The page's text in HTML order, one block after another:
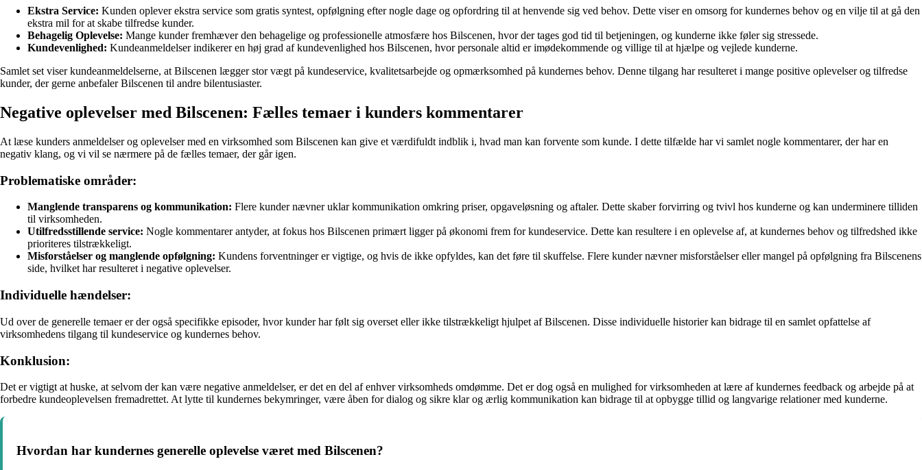
Ekstra Service: Kunden oplever ekstra service som gratis syntest, opfølgning efter nogle dage og opfordring til at henvende sig ved behov. Dette viser en omsorg for kundernes behov og en vilje til at gå den
ekstra mil for at skabe tilfredse kunder.
Behagelig Oplevelse: Mange kunder fremhæver den behagelige og professionelle atmosfære hos Bilscenen, hvor der tages god tid til betjeningen, og kunderne ikke føler sig stressede.
Kundevenlighed: Kundeanmeldelser indikerer en høj grad af kundevenlighed hos Bilscenen, hvor personale altid er imødekommende og villige til at hjælpe og vejlede kunderne.
Samlet set viser kundeanmeldelserne, at Bilscenen lægger stor vægt på kundeservice, kvalitetsarbejde og opmærksomhed på kundernes behov. Denne tilgang har resulteret i mange positive oplevelser og tilfredse
kunder, der gerne anbefaler Bilscenen til andre bilentusiaster.
Negative oplevelser med Bilscenen: Fælles temaer i kunders kommentarer
At læse kunders anmeldelser og oplevelser med en virksomhed som Bilscenen kan give et værdifuldt indblik i, hvad man kan forvente som kunde. I dette tilfælde har vi samlet nogle kommentarer, der har en
negativ klang, og vi vil se nærmere på de fælles temaer, der går igen.
Problematiske områder:
Manglende transparens og kommunikation: Flere kunder nævner uklar kommunikation omkring priser, opgaveløsning og aftaler. Dette skaber forvirring og tvivl hos kunderne og kan underminere tilliden
til virksomheden.
Utilfredsstillende service: Nogle kommentarer antyder, at fokus hos Bilscenen primært ligger på økonomi frem for kundeservice. Dette kan resultere i en oplevelse af, at kundernes behov og tilfredshed ikke
prioriteres tilstrækkeligt.
Misforståelser og manglende opfølgning: Kundens forventninger er vigtige, og hvis de ikke opfyldes, kan det føre til skuffelse. Flere kunder nævner misforståelser eller mangel på opfølgning fra Bilscenens
side, hvilket har resulteret i negative oplevelser.
Individuelle hændelser:
Ud over de generelle temaer er der også specifikke episoder, hvor kunder har følt sig overset eller ikke tilstrækkeligt hjulpet af Bilscenen. Disse individuelle historier kan bidrage til en samlet opfattelse af
virksomhedens tilgang til kundeservice og kundernes behov.
Konklusion:
Det er vigtigt at huske, at selvom der kan være negative anmeldelser, er det en del af enhver virksomheds omdømme. Det er dog også en mulighed for virksomheden at lære af kundernes feedback og arbejde på at
forbedre kundeoplevelsen fremadrettet. At lytte til kundernes bekymringer, være åben for dialog og sikre klar og ærlig kommunikation kan bidrage til at opbygge tillid og langvarige relationer med kunderne.
Hvordan har kundernes generelle oplevelse været med Bilscenen?